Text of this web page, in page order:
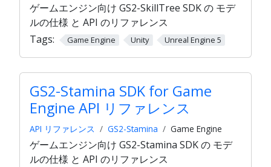
ゲームエンジン向け GS2-SkillTree SDK の モデ
ルの仕様 と API のリファレンス
Tags:
Game Engine Unity Unreal Engine 5
GS2-Stamina SDK for Game
Engine API リファレンス
API リファレンス GS2-Stamina Game Engine
ゲームエンジン向け GS2-Stamina SDK の モデ
ルの仕様 と API のリファレンス